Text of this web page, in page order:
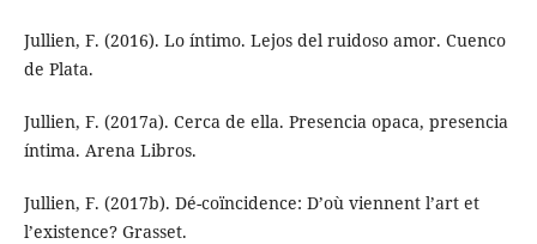
Jullien, F. (2016). Lo íntimo. Lejos del ruidoso amor. Cuenco
de Plata.
Jullien, F. (2017a). Cerca de ella. Presencia opaca, presencia
íntima. Arena Libros.
Jullien, F. (2017b). Dé-coïncidence: D’où viennent l’art et
l’existence? Grasset.